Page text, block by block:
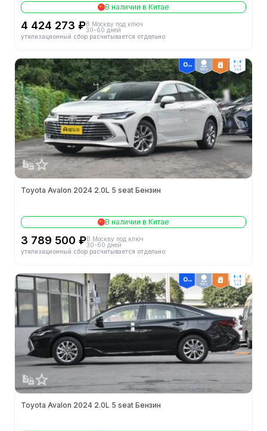
В наличии в Китае
4 424 273 ₽В Москву под ключ
30-60 дней
утилизационный сбор расчитывается отдельно
ТОП 2 2wd
Toyota Avalon 2024 2.0L 5 seat Бензин
В наличии в Китае
3 789 500 ₽В Москву под ключ
30-60 дней
утилизационный сбор расчитывается отдельно
ТОП 2 2wd
Toyota Avalon 2024 2.0L 5 seat Бензин